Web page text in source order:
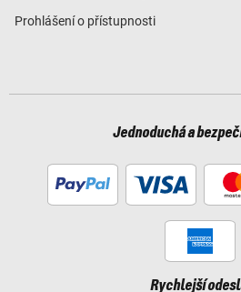
Prohlášení o přístupnosti
Jednoduchá a
Rychlejší